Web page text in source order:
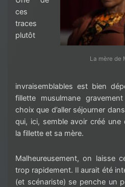
La mère de
ces
traces
plutôt
invraisemblables est bien
fillette musulmane gravement
choix que d’aller séjourner
qui, ici, semble avoir créé une
la fillette et sa mère.
Malheureusement, on laisse
trop rapidement. Il aurait été
(et scénariste) se penche un